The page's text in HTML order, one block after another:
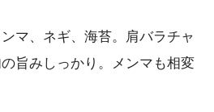
マ、ネギ、海苔。肩バラチャ
旨みしっかり。メンマも相変